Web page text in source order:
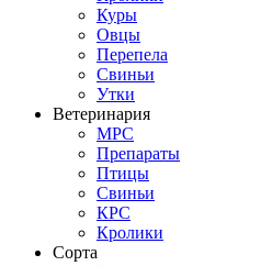
Куры
Овцы
Перепела
Свиньи
Утки
Ветеринария
МРС
Препараты
Птицы
Свиньи
КРС
Кролики
Сорта